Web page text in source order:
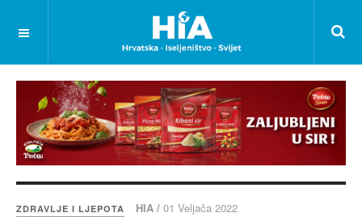
ZDRAVLJE I LJEPOTA HIA / 01 Veljača 2022